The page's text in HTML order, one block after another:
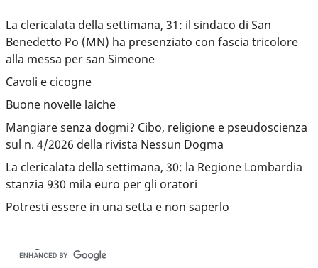
La clericalata della settimana, 31: il sindaco di San
Benedetto Po (MN) ha presenziato con fascia tricolore
alla messa per san Simeone
Cavoli e cicogne
Buone novelle laiche
Mangiare senza dogmi? Cibo, religione e pseudoscienza
sul n. 4/2026 della rivista Nessun Dogma
La clericalata della settimana, 30: la Regione Lombardia
stanzia 930 mila euro per gli oratori
Potresti essere in una setta e non saperlo